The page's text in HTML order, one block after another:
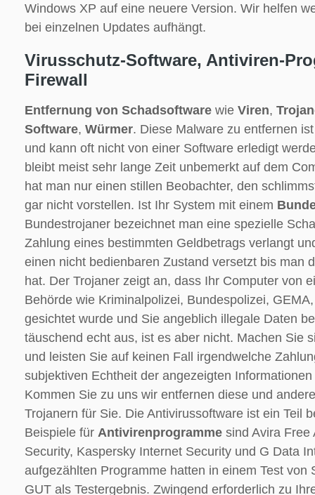
Windows XP auf eine neuere Version. Wir helfen
bei einzelnen Updates aufhängt.
Virusschutz-Software, Antiviren-
Firewall
Entfernung von Schadsoftware wie Viren,
Software, Würmer. Diese Malware zu entfernen
und kann oft nicht von einer Software erledigt
bleibt meist sehr lange Zeit unbemerkt auf dem
hat man nur einen stillen Beobachter, den
gar nicht vorstellen. Ist Ihr System mit einem
Bundestrojaner bezeichnet man eine spezielle
Zahlung eines bestimmten Geldbetrags verlangt
einen nicht bedienbaren Zustand versetzt bis man
hat. Der Trojaner zeigt an, dass Ihr Computer von
Behörde wie Kriminalpolizei, Bundespolizei,
gesichtet wurde und Sie angeblich illegale Daten
täuschend echt aus, ist es aber nicht. Machen Sie
und leisten Sie auf keinen Fall irgendwelche
subjektiven Echtheit der angezeigten
Kommen Sie zu uns wir entfernen diese und
Trojanern für Sie. Die Antivirussoftware ist ein Teil
Beispiele für Antivirenprogramme sind Avira Free
Security, Kaspersky Internet Security und G Data
aufgezählten Programme hatten in einem Test von
GUT als Testergebnis. Zwingend erforderlich zu